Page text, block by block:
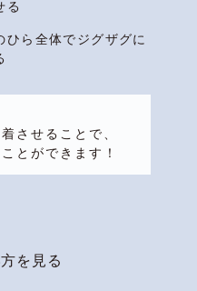
る
ら全体でジグザグに
させることで、
とができます！
を見る